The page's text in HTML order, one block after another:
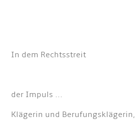
In dem Rechtsstreit
der Impuls ...
Klägerin und Berufungsklägerin,